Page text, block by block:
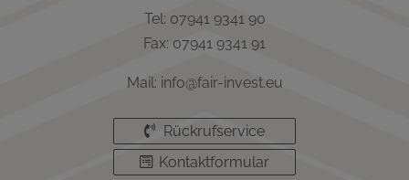
Tel: 07941 9341 90
Fax: 07941 9341 91
Mail: info@fair-invest.eu
Rückrufservice
Kontaktformular